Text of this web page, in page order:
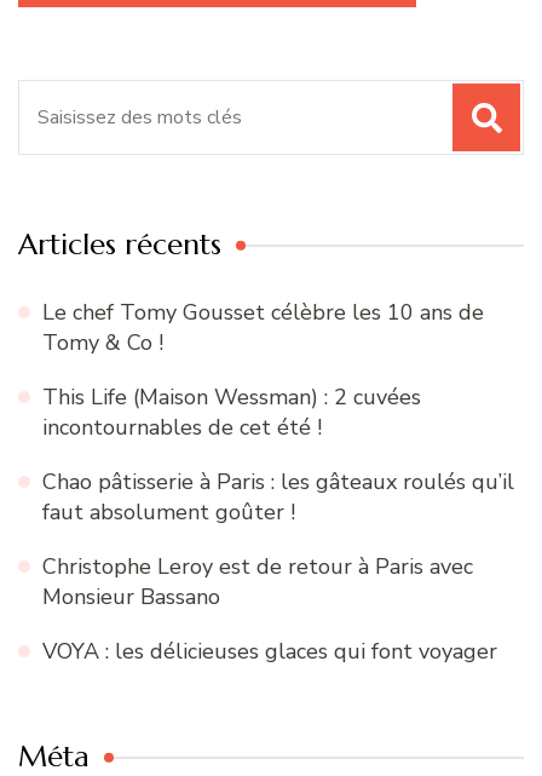
Articles récents
Le chef Tomy Gousset célèbre les 10 ans de
Tomy & Co !
This Life (Maison Wessman) : 2 cuvées
incontournables de cet été !
Chao pâtisserie à Paris : les gâteaux roulés qu’il
faut absolument goûter !
Christophe Leroy est de retour à Paris avec
Monsieur Bassano
VOYA : les délicieuses glaces qui font voyager
Méta